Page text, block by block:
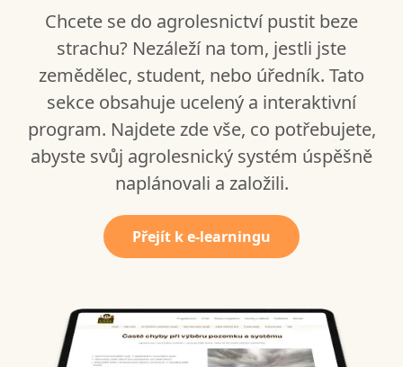
Chcete se do agrolesnictví pustit beze
strachu? Nezáleží na tom, jestli jste
zemědělec, student, nebo úředník. Tato
sekce obsahuje ucelený a interaktivní
program. Najdete zde vše, co potřebujete,
abyste svůj agrolesnický systém úspěšně
naplánovali a založili.
Přejít k e-learningu